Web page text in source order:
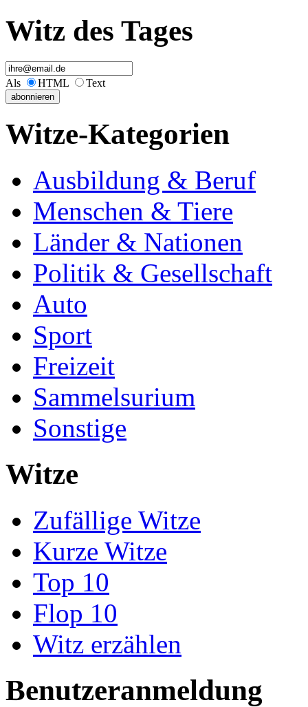
Witz des Tages
Als HTML Text
Witze-Kategorien
Ausbildung & Beruf
Menschen & Tiere
Länder & Nationen
Politik & Gesellschaft
Auto
Sport
Freizeit
Sammelsurium
Sonstige
Witze
Zufällige Witze
Kurze Witze
Top 10
Flop 10
Witz erzählen
Benutzeranmeldung